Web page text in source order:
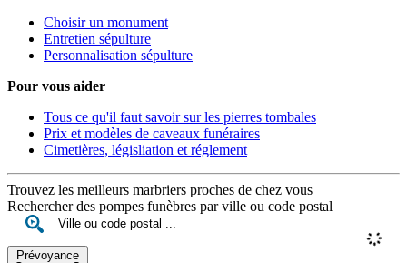
Choisir un monument
Entretien sépulture
Personnalisation sépulture
Pour vous aider
Tous ce qu'il faut savoir sur les pierres tombales
Prix et modèles de caveaux funéraires
Cimetières, législiation et réglement
Trouvez les meilleurs marbriers proches de chez vous
Rechercher des pompes funèbres par ville ou code postal
Prévoyance